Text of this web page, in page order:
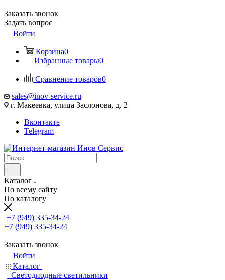
Заказать звонок
Задать вопрос
Войти
Корзина0
Избранные товары0
Сравнение товаров0
sales@inov-service.ru
г. Макеевка, улица Заслонова, д. 2
Вконтакте
Telegram
Каталог
По всему сайту
По каталогу
+7 (949) 335-34-24
+7 (949) 335-34-24
Заказать звонок
Войти
Каталог
Светодиодные светильники